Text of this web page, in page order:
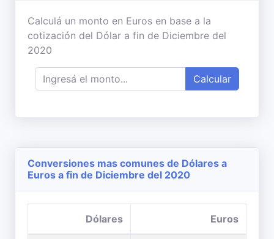
Calculá un monto en Euros en base a la
cotización del Dólar a fin de Diciembre del
2020
Calcular
Conversiones mas comunes de Dólares a
Euros a fin de Diciembre del 2020
Dólares Euros